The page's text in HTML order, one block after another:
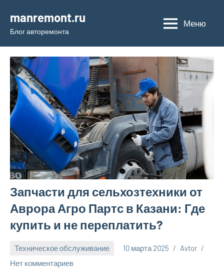
содержимому
manremont.ru
Блог авторемонта
Меню
Запчасти для сельхозтехники от
Аврора Агро Партс в Казани: Где
купить и не переплатить?
Техническое обслуживание 10 марта 2025
Avtor
Нет комментариев